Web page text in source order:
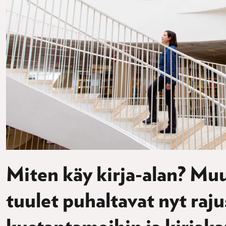
Miten käy kirja-alan?
tuulet puhaltavat nyt